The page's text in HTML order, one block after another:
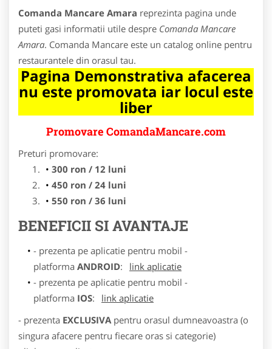
Comanda Mancare Amara reprezinta pagina unde
puteti gasi informatii utile despre Comanda Mancare
Amara. Comanda Mancare este un catalog online pentru
restaurantele din orasul tau.
Pagina Demonstrativa afacerea
nu este promovata iar locul este
liber
Promovare ComandaMancare.com
Preturi promovare:
300 ron / 12 luni
450 ron / 24 luni
550 ron / 36 luni
BENEFICII SI AVANTAJE
- prezenta pe aplicatie pentru mobil -
platforma ANDROID:
link aplicatie
- prezenta pe aplicatie pentru mobil -
platforma IOS:
link aplicatie
- prezenta EXCLUSIVA pentru orasul dumneavoastra (o
singura afacere pentru fiecare oras si categorie)